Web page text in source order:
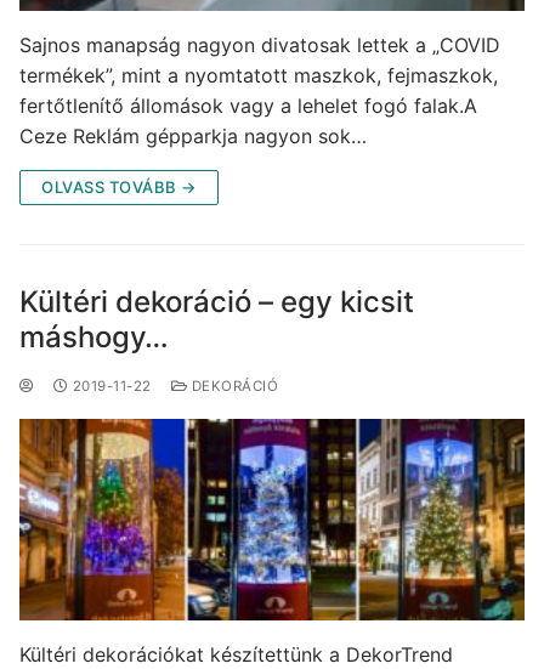
Sajnos manapság nagyon divatosak lettek a „COVID
termékek”, mint a nyomtatott maszkok, fejmaszkok,
fertőtlenítő állomások vagy a lehelet fogó falak.A
Ceze Reklám gépparkja nagyon sok…
OLVASS TOVÁBB →
Kültéri dekoráció – egy kicsit
máshogy…
2019-11-22 DEKORÁCIÓ
Kültéri dekorációkat készítettünk a DekorTrend